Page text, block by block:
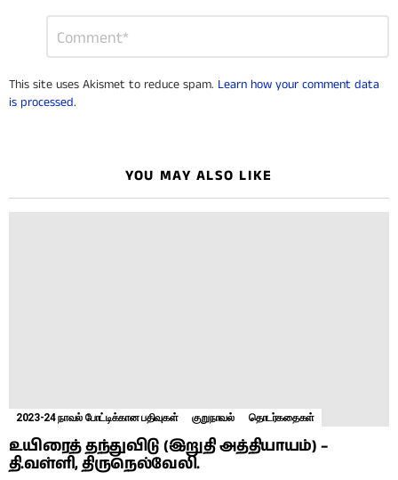
This site uses Akismet to reduce spam. Learn how your comment data
is processed.
YOU MAY ALSO LIKE
2023-24 நாவல் போட்டிக்கான பதிவுகள் குறுநாவல் தொடர்கதைகள்
உயிரைத் தந்துவிடு (இறுதி அத்தியாயம்) –
தி.வள்ளி, திருநெல்வேலி.